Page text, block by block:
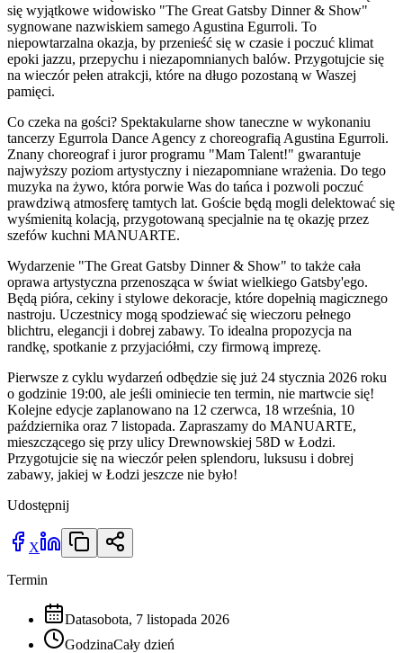
się wyjątkowe widowisko "The Great Gatsby Dinner & Show"
sygnowane nazwiskiem samego Agustina Egurroli. To
niepowtarzalna okazja, by przenieść się w czasie i poczuć klimat
epoki jazzu, przepychu i niezapomnianych balów. Przygotujcie się
na wieczór pełen atrakcji, które na długo pozostaną w Waszej
pamięci.
Co czeka na gości? Spektakularne show taneczne w wykonaniu
tancerzy Egurrola Dance Agency z choreografią Agustina Egurroli.
Znany choreograf i juror programu "Mam Talent!" gwarantuje
najwyższy poziom artystyczny i niezapomniane wrażenia. Do tego
muzyka na żywo, która porwie Was do tańca i pozwoli poczuć
prawdziwą atmosferę tamtych lat. Goście będą mogli delektować się
wyśmienitą kolacją, przygotowaną specjalnie na tę okazję przez
szefów kuchni MANUARTE.
Wydarzenie "The Great Gatsby Dinner & Show" to także cała
oprawa artystyczna przenosząca w świat wielkiego Gatsby'ego.
Będą pióra, cekiny i stylowe dekoracje, które dopełnią magicznego
nastroju. Uczestnicy mogą spodziewać się wieczoru pełnego
blichtru, elegancji i dobrej zabawy. To idealna propozycja na
randkę, spotkanie z przyjaciółmi, czy firmową imprezę.
Pierwsze z cyklu wydarzeń odbędzie się już 24 stycznia 2026 roku
o godzinie 19:00, ale jeśli ominiecie ten termin, nie martwcie się!
Kolejne edycje zaplanowano na 12 czerwca, 18 września, 10
października oraz 7 listopada. Zapraszamy do MANUARTE,
mieszczącego się przy ulicy Drewnowskiej 58D w Łodzi.
Przygotujcie się na wieczór pełen splendoru, luksusu i dobrej
zabawy, jakiej w Łodzi jeszcze nie było!
Udostępnij
X
Termin
Datasobota, 7 listopada 2026
GodzinaCały dzień